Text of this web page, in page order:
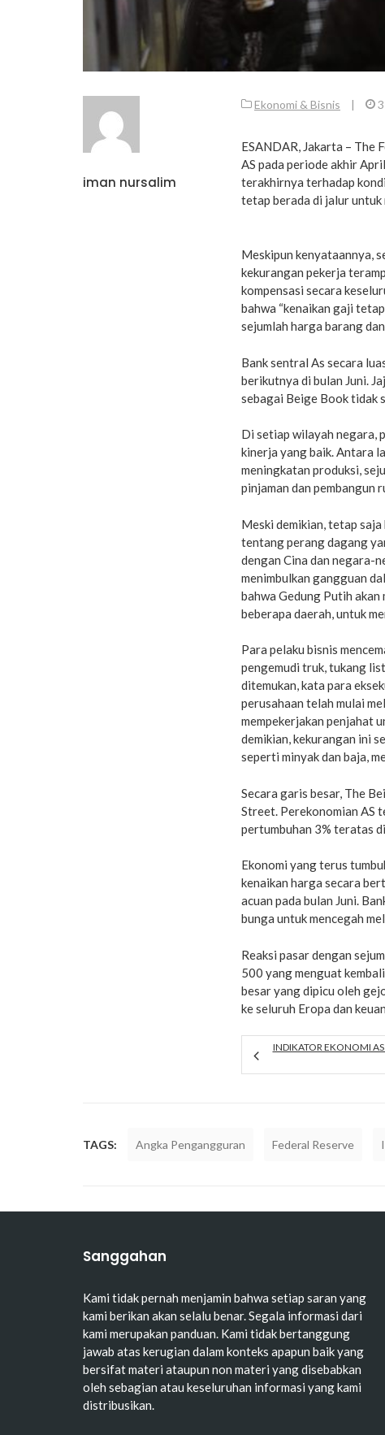
iman nursalim
Ekonomi & Bisnis |
ESANDAR, Jakarta – The
AS pada periode akhir
terakhirnya terhadap
tetap berada di jalur untuk
Meskipun kenyataannya,
kekurangan pekerja
kompensasi secara
bahwa “kenaikan gaji
sejumlah harga barang
Bank sentral As secara
berikutnya di bulan Juni.
sebagai Beige Book tidak
Di ​​setiap wilayah negara,
kinerja yang baik. Antara
meningkatan produksi,
pinjaman dan pembangun
Meski demikian, tetap
tentang perang dagang
dengan Cina dan negara-
menimbulkan gangguan
bahwa Gedung Putih
beberapa daerah, untuk
Para pelaku bisnis
pengemudi truk, tukang
ditemukan, kata para
perusahaan telah mulai
mempekerjakan penjahat
demikian, kekurangan ini
seperti minyak dan baja,
Secara garis besar, The
Street. Perekonomian AS
pertumbuhan 3% teratas
Ekonomi yang terus
kenaikan harga secara
acuan pada bulan Juni.
bunga untuk mencegah
Reaksi pasar dengan
500 yang menguat
besar yang dipicu oleh
ke seluruh Eropa dan
INDIKATOR EKONOMI
TAGS: Angka Pengangguran Federal Reserve
Sanggahan
Kami tidak pernah menjamin bahwa setiap saran yang
kami berikan akan selalu benar. Segala informasi dari
kami merupakan panduan. Kami tidak bertanggung
jawab atas kerugian dalam konteks apapun baik yang
bersifat materi ataupun non materi yang disebabkan
oleh sebagian atau keseluruhan informasi yang kami
distribusikan.